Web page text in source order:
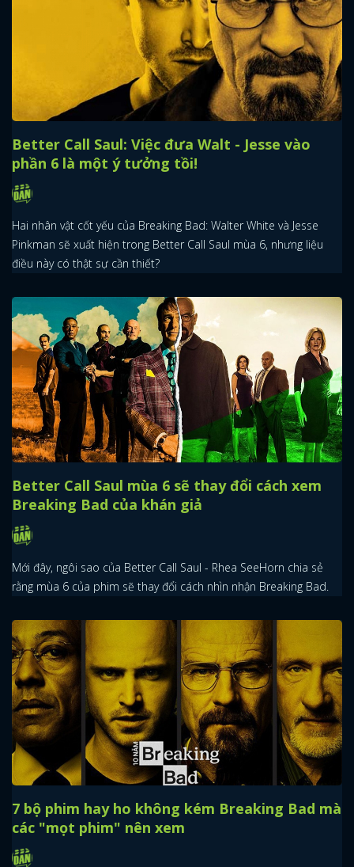
ĐĂNG NHẬP
Better Call Saul: Việc đưa Walt - Jesse vào
phần 6 là một ý tưởng tồi!
Hai nhân vật cốt yếu của Breaking Bad: Walter White và Jesse
Pinkman sẽ xuất hiện trong Better Call Saul mùa 6, nhưng liệu
điều này có thật sự cần thiết?
Better Call Saul mùa 6 sẽ thay đổi cách xem
Breaking Bad của khán giả
Mới đây, ngôi sao của Better Call Saul - Rhea SeeHorn chia sẻ
rằng mùa 6 của phim sẽ thay đổi cách nhìn nhận Breaking Bad.
7 bộ phim hay ho không kém Breaking Bad mà
các "mọt phim" nên xem